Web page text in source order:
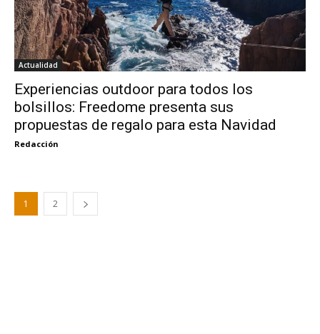
Actualidad
Experiencias outdoor para todos los
bolsillos: Freedome presenta sus
propuestas de regalo para esta Navidad
Redacción
1 2